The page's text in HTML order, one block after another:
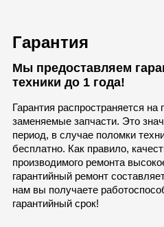
Гарантия
Мы предоставляем
техники до 1 года!
Гарантия распространяется
заменяемые запчасти. Это
период, в случае поломки
бесплатно. Как правило,
производимого ремонта
гарантийный ремонт
нам вы получаете
гарантийный срок!